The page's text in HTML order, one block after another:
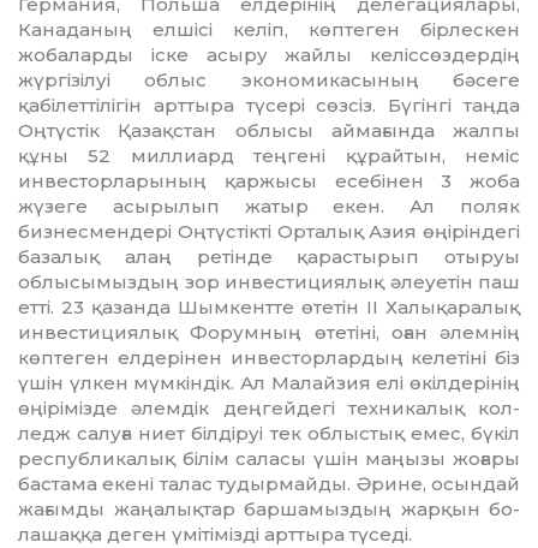
Германия, Польша елдерінің делегациялары,
Канаданың елшісі келіп, көп­теген бірлескен
жобаларды іске асыру жайлы келіссөздердің
жүргізілуі облыс экономикасының бәсеге
қабілеттілігін арттыра түсері сөзсіз. Бүгінгі таңда
Оң­түстік Қазақстан облысы аймағында жал­пы
құны 52 миллиард теңгені құрай­тын, неміс
инвесторларының қаржысы есебінен 3 жоба
жүзеге асырылып жатыр екен. Ал поляк
бизнесмендері Оңтүстікті Орталық Азия өңіріндегі
базалық алаң ре­тінде қарастырып отыруы
облысымыз­дың зор инвестициялық әлеуетін паш
етті. 23 қазанда Шымкентте өтетін ІІ Ха­лық­аралық
инвестициялық Форумның өтетіні, оған әлемнің
көптеген елдерінен ин­весторлардың келетіні біз
үшін үлкен мүм­кіндік. Ал Малайзия елі өкілдерінің
өңі­рімізде әлемдік деңгейдегі техникалық кол­
ледж салуға ниет білдіруі тек облыстық емес, бүкіл
республикалық білім саласы үшін маңызы жоғары
бастама екені талас тудырмайды. Әрине, осындай
жағымды жаңалықтар баршамыздың жарқын бо­
лашаққа деген үмітімізді арттыра түсе­ді.